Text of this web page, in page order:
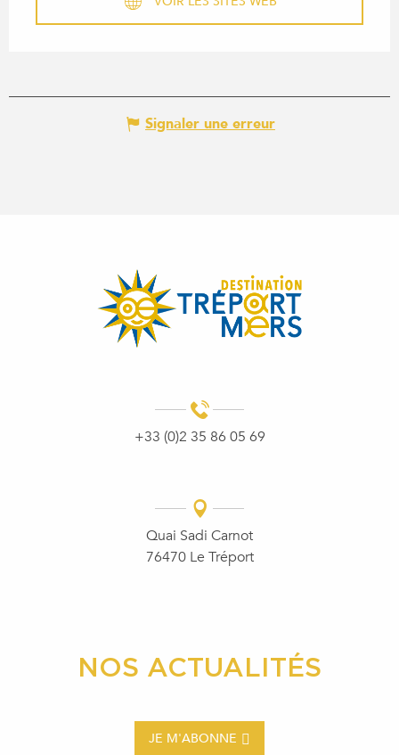
Signaler une erreur
+33 (0)2 35 86 05 69
Quai Sadi Carnot
76470 Le Tréport
NOS ACTUALITÉS
JE M'ABONNE